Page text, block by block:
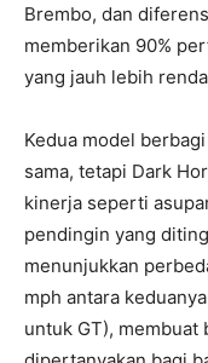
Brembo, dan
memberikan 90%
yang jauh lebih
Kedua model
sama, tetapi Dark
kinerja seperti
pendingin yang
menunjukkan
mph antara
untuk GT), membuat